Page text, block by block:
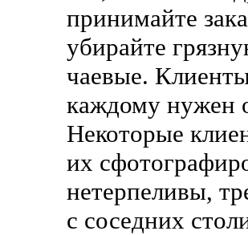
принимайте
убирайте
чаевые.
каждому нужен
Некоторые
их
нетерпеливы,
с соседних